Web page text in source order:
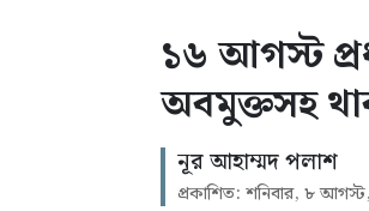
১৬ আগস্ট
অবমুক্তসহ
নূর আহাম্মদ পলাশ
প্রকাশিত: শনিবার, ৮